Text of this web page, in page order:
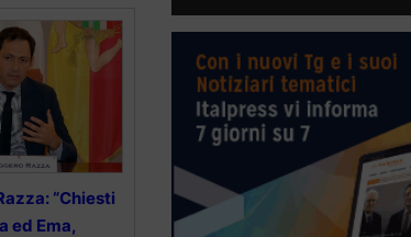
“Chiesti
ed Ema,